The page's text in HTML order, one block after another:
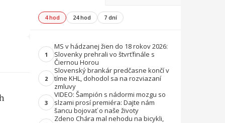
4 hod 24 hod 7 dní
1
MS v hádzanej žien do 18 rokov 2026:
Slovenky prehrali vo štvrťfinále s
Čiernou Horou
2
Slovenský brankár predčasne končí v
tíme KHL, dohodol sa na rozviazaní
zmluvy
3
VIDEO: Šampión s nádormi mozgu so
slzami prosí premiéra: Dajte nám
šancu bojovať o naše životy
Zdeno Chára mal nehodu na bicykli,